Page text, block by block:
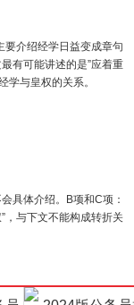
要介绍经学日益变成章句
有可能讲述的是”应着重
学与皇权的关系。
具体介绍。B项和C项：
，与下文不能构成转折关